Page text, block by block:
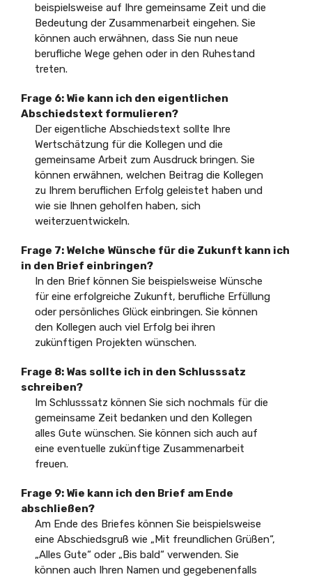
beispielsweise auf Ihre gemeinsame Zeit und die
Bedeutung der Zusammenarbeit eingehen. Sie
können auch erwähnen, dass Sie nun neue
berufliche Wege gehen oder in den Ruhestand
treten.
Frage 6: Wie kann ich den eigentlichen
Abschiedstext formulieren?
Der eigentliche Abschiedstext sollte Ihre
Wertschätzung für die Kollegen und die
gemeinsame Arbeit zum Ausdruck bringen. Sie
können erwähnen, welchen Beitrag die Kollegen
zu Ihrem beruflichen Erfolg geleistet haben und
wie sie Ihnen geholfen haben, sich
weiterzuentwickeln.
Frage 7: Welche Wünsche für die Zukunft kann ich
in den Brief einbringen?
In den Brief können Sie beispielsweise Wünsche
für eine erfolgreiche Zukunft, berufliche Erfüllung
oder persönliches Glück einbringen. Sie können
den Kollegen auch viel Erfolg bei ihren
zukünftigen Projekten wünschen.
Frage 8: Was sollte ich in den Schlusssatz
schreiben?
Im Schlusssatz können Sie sich nochmals für die
gemeinsame Zeit bedanken und den Kollegen
alles Gute wünschen. Sie können sich auch auf
eine eventuelle zukünftige Zusammenarbeit
freuen.
Frage 9: Wie kann ich den Brief am Ende
abschließen?
Am Ende des Briefes können Sie beispielsweise
eine Abschiedsgruß wie „Mit freundlichen Grüßen“,
„Alles Gute“ oder „Bis bald“ verwenden. Sie
können auch Ihren Namen und gegebenenfalls